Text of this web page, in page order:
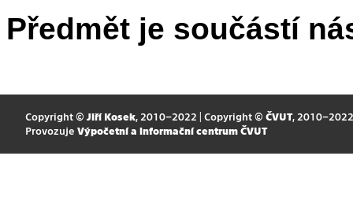
Předmět je součástí
Copyright © Jiří Kosek, 2010–2022 | Copyright © ČVUT, 2010–2022
Provozuje Výpočetní a informační centrum ČVUT